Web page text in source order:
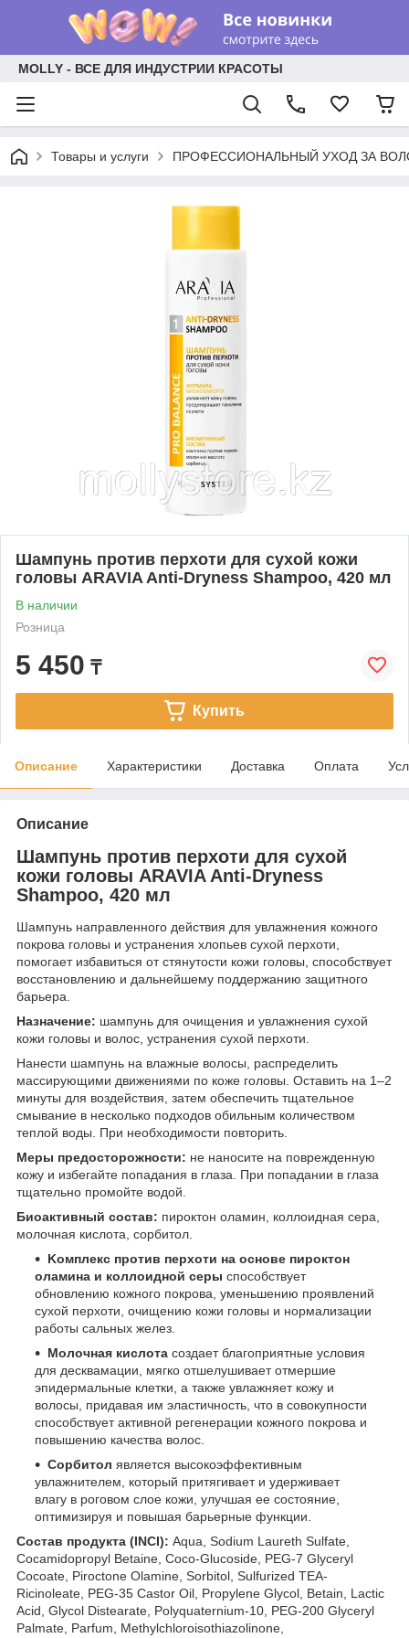
MOLLY - ВСЕ ДЛЯ ИНДУСТРИИ КРАСОТЫ
Товары и услуги ПРОФЕССИОНАЛЬНЫЙ УХОД ЗА
Шампунь против перхоти для сухой кожи
головы ARAVIA Anti-Dryness Shampoo, 420 мл
В наличии
Розница
5 450 ₸
Купить
Описание Характеристики Доставка Оплата
Описание
Шампунь против перхоти для сухой
кожи головы ARAVIA Anti-Dryness
Shampoo, 420 мл
Шампунь направленного действия для увлажнения кожного
покрова головы и устранения хлопьев сухой перхоти,
помогает избавиться от стянутости кожи головы, способствует
восстановлению и дальнейшему поддержанию защитного
барьера.
Назначение: шампунь для очищения и увлажнения сухой
кожи головы и волос, устранения сухой перхоти.
Нанести шампунь на влажные волосы, распределить
массирующими движениями по коже головы. Оставить на 1–2
минуты для воздействия, затем обеспечить тщательное
смывание в несколько подходов обильным количеством
теплой воды. При необходимости повторить.
Меры предосторожности: не наносите на поврежденную
кожу и избегайте попадания в глаза. При попадании в глаза
тщательно промойте водой.
Биоактивный состав: пироктон оламин, коллоидная сера,
молочная кислота, сорбитол.
Kомплекс против перхоти на основе пироктон
оламина и коллоидной серы способствует
обновлению кожного покрова, уменьшению проявлений
сухой перхоти, очищению кожи головы и нормализации
работы сальных желез.
Молочная кислота создает благоприятные условия
для десквамации, мягко отшелушивает отмершие
эпидермальные клетки, а также увлажняет кожу и
волосы, придавая им эластичность, что в совокупности
способствует активной регенерации кожного покрова и
повышению качества волос.
Сорбитол является высокоэффективным
увлажнителем, который притягивает и удерживает
влагу в роговом слое кожи, улучшая ее состояние,
оптимизируя и повышая барьерные функции.
Состав продукта (INCI): Aqua, Sodium Laureth Sulfate,
Cocamidopropyl Betaine, Coco-Glucoside, PEG-7 Glyceryl
Cocoate, Piroctone Olamine, Sorbitol, Sulfurized TEA-
Ricinoleate, PEG-35 Castor Oil, Propylene Glycol, Betain, Lactic
Acid, Glycol Distearate, Polyquaternium-10, PEG-200 Glyceryl
Palmate, Parfum, Methylchloroisothiazolinone,